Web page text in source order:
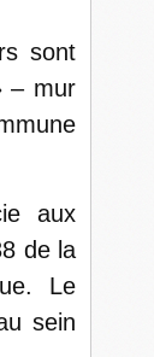
sont
– mur
aux
de la
Le
sein